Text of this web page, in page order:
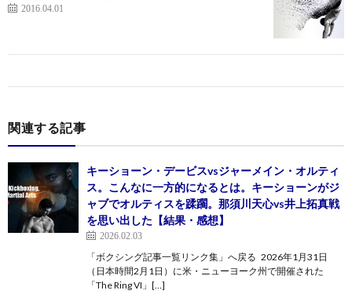
2016.04.01
関連する記事
キーショーン・デービスvsジャーメイン・オルティ
ス。こんなに一方的になるとは。キーショーンがジ
ャブでオルティスを蹂躙。那須川天心vs井上拓真戦
を思い出した【結果・感想】
2026.02.03
「ボクシング記事一覧リンク集」へ戻る 2026年1月31日
（日本時間2月1日）に米・ニューヨーク州で開催された
「The Ring VI」[…]